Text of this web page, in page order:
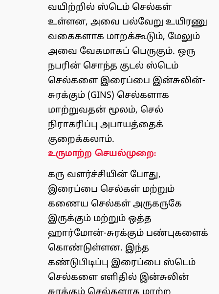
வயிற்றில் ஸ்டெம் செல்கள்
உள்ளன, அவை பல்வேறு உயிரணு
வகைகளாக மாறக்கூடும், மேலும்
அவை வேகமாகப் பெருகும். ஒரு
நபரின் சொந்த குடல் ஸ்டெம்
செல்களை இரைப்பை இன்சுலின்-
சுரக்கும் (GINS) செல்களாக
மாற்றுவதன் மூலம், செல்
நிராகரிப்பு அபாயத்தைக்
குறைக்கலாம்.
உருமாற்ற செயல்முறை:
கரு வளர்ச்சியின் போது, ​​
இரைப்பை செல்கள் மற்றும்
கணைய செல்கள் அருகருகே
இருக்கும் மற்றும் ஒத்த
ஹார்மோன்-சுரக்கும் பண்புகளைக்
கொண்டுள்ளன. இந்த
கண்டுபிடிப்பு இரைப்பை ஸ்டெம்
செல்களை எளிதில் இன்சுலின்